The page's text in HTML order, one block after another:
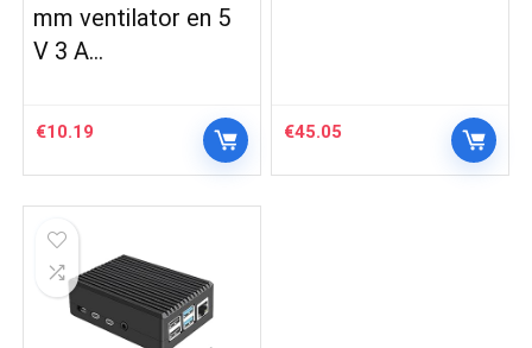
mm ventilator en 5
V 3 A…
€10.19 €45.05